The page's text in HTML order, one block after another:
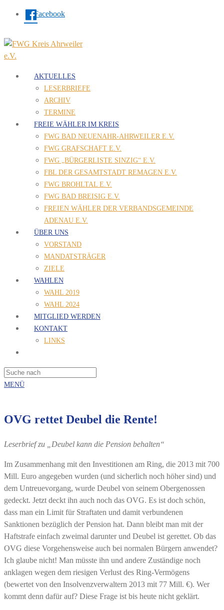
Facebook
AKTUELLES
LESERBRIEFE
ARCHIV
TERMINE
FREIE WÄHLER IM KREIS
FWG BAD NEUENAHR-AHRWEILER E.V.
FWG GRAFSCHAFT E.V.
FWG „BÜRGERLISTE SINZIG“ E.V.
FBL DER GESAMTSTADT REMAGEN E.V.
FWG BROHLTAL E.V.
FWG BAD BREISIG E.V.
FREIEN WÄHLER DER VERBANDSGEMEINDE
ADENAU E.V.
ÜBER UNS
VORSTAND
MANDATSTRÄGER
ZIELE
WAHLEN
WAHL 2019
WAHL 2024
MITGLIED WERDEN
KONTAKT
LINKS
MENÜ
OVG rettet Deubel die Rente!
Leserbrief zu „Deubel kann die Pension behalten“
Im Zusammenhang mit den Investitionen am Ring, die 2013 mit 700
Mill. Euro angegeben wurden (und sicherlich noch höher sind) und
dem Untreuevorgang, wurde Deubel von seinem Obergenossen
gedeckt. Jetzt deckt ihn auch noch das OVG. Es ist doch schön,
dass man ein Limit für Straftaten und damit verbundenen
Sanktionen bezüglich der Pension hat. Dann bleibt man mit der
Haftstrafe einfach zweimal darunter und Deubel ist gerettet. Ob das
OVG diese Vorgehensweise auch bei normalen Bürgern anwendet?
Ich glaube nicht! Man müsste ihn und andere Zuständige noch
anklagen wegen dem riesigen Verlust des Ring-Vermögens
(bewertet von den Insolvenzverwaltern 2013 mit 77 Mill. €). Wer
kommt denn dafür auf? Diese Frage ist bis heute nicht geklärt.